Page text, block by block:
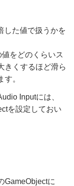
した値で扱うかを
をどのくらいス
きくするほど滑ら
。
Inputには、
を設定しておい
GameObjectに